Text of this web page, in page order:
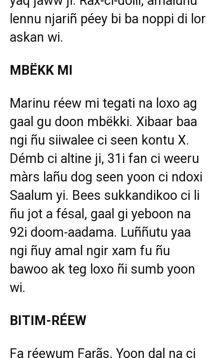
lennu njariñ péey bi ba noppi di lor
askan wi.
MBËKK MI
Marinu réew mi tegati na loxo ag
gaal gu doon mbëkki. Xibaar baa
ngi ñu siiwalee ci seen kontu X.
Démb ci altine ji, 31i fan ci weeru
màrs lañu dog seen yoon ci ndoxi
Saalum yi. Bees sukkandikoo ci li
ñu jot a fésal, gaal gi yeboon na
92i doom-aadama. Luññutu yaa
ngi ñuy amal ngir xam fu ñu
bawoo ak teg loxo ñi sumb yoon
wi.
BITIM-RÉEW
Fa réewum Farãs, Yoon dal na ci